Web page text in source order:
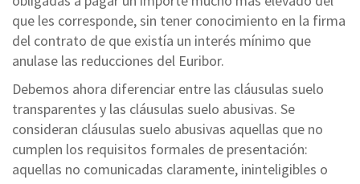
que les corresponde, sin tener conocimiento en la firma
del contrato de que existía un interés mínimo que
anulase las reducciones del Euribor.
Debemos ahora diferenciar entre las cláusulas suelo
transparentes y las cláusulas suelo abusivas. Se
consideran cláusulas suelo abusivas aquellas que no
cumplen los requisitos formales de presentación:
aquellas no comunicadas claramente, ininteligibles o